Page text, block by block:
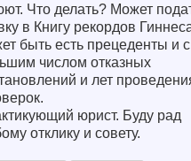
Что делать? Может
в Книгу рекордов
быть есть прецеденты и с
числом отказных
и лет
юрист. Буду рад
отклику и совету.